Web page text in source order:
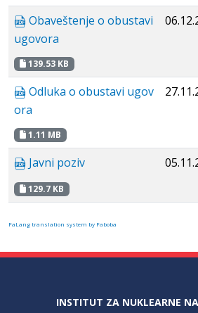
Obaveštenje o obustavi
ugovora
139.53 KB
Odluka o obustavi ugov
ora
1.11 MB
Javni poziv
129.7 KB
FaLang translation system by Faboba
INSTITUT ZA NUKLEARNE